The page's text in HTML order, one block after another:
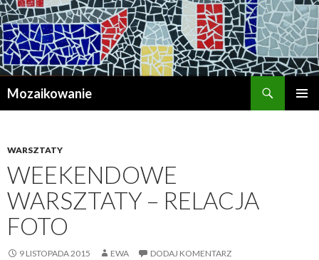
Mozaikowanie
WARSZTATY
WEEKENDOWE
WARSZTATY – RELACJA
FOTO
9 LISTOPADA 2015 EWA DODAJ KOMENTARZ